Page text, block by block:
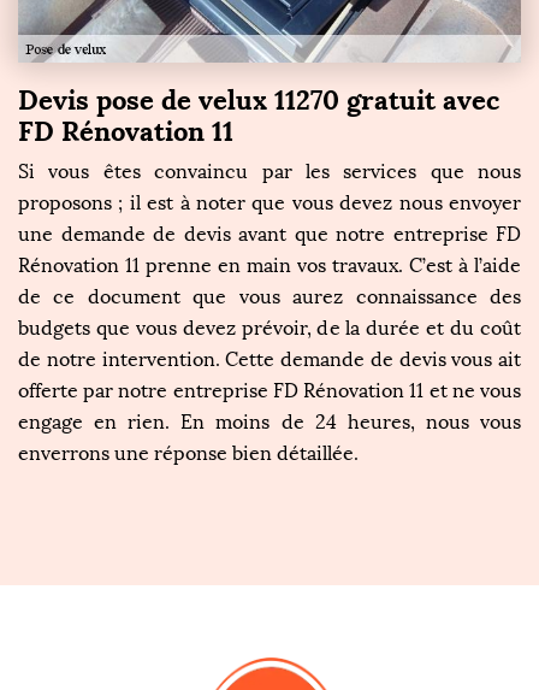
Devis pose de velux 11270 gratuit avec
FD Rénovation 11
Si vous êtes convaincu par les services que nous
proposons ; il est à noter que vous devez nous envoyer
une demande de devis avant que notre entreprise FD
Rénovation 11 prenne en main vos travaux. C’est à l’aide
de ce document que vous aurez connaissance des
budgets que vous devez prévoir, de la durée et du coût
de notre intervention. Cette demande de devis vous ait
offerte par notre entreprise FD Rénovation 11 et ne vous
engage en rien. En moins de 24 heures, nous vous
enverrons une réponse bien détaillée.